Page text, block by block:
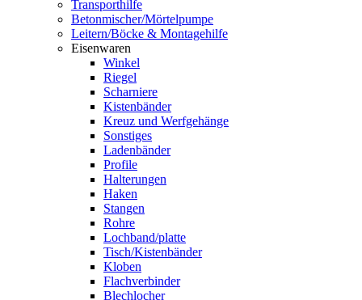
Transporthilfe
Betonmischer/Mörtelpumpe
Leitern/Böcke & Montagehilfe
Eisenwaren
Winkel
Riegel
Scharniere
Kistenbänder
Kreuz und Werfgehänge
Sonstiges
Ladenbänder
Profile
Halterungen
Haken
Stangen
Rohre
Lochband/platte
Tisch/Kistenbänder
Kloben
Flachverbinder
Blechlocher